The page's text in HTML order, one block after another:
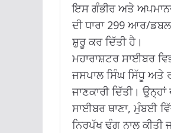
ਇਸ ਗੰਭੀਰ ਅਤੇ
ਦੀ ਧਾਰਾ 299 ਆਰ/
ਸ਼ੁਰੂ ਕਰ ਦਿੱਤੀ ਹੈ।
ਮਹਾਰਾਸ਼ਟਰ ਸਾਈਬਰ
ਜਸਪਾਲ ਸਿੰਘ ਸਿੱਧੂ ਅਤੇ
ਜਾਣਕਾਰੀ ਦਿੱਤੀ।
ਸਾਈਬਰ ਥਾਣਾ, ਮੁੰਬਈ
ਨਿਰਪੱਖ ਢੰਗ ਨਾਲ ਕੀਤੀ